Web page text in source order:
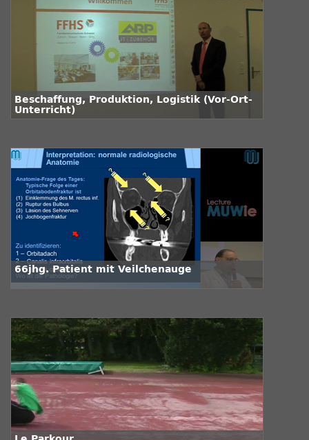
Beschaffung, Produktion, Logistik (Vor-Ort-
Unterricht)
66jhg. Patient mit Veilchenauge